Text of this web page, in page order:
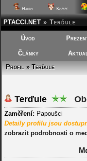
Hafíci Kočičí
PTACCI.NET » Terďule
Úvod
Články
Profil » Terďule
Terďule
Zaměření: Papoušci
Detaily profilu jsou
zobrazit podrobnosti o